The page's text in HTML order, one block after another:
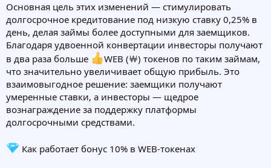
Основная цель этих изменений — стимулировать
долгосрочное кредитование под низкую ставку 0,25% в
день, делая займы более доступными для заемщиков.
Благодаря удвоенной конвертации инвесторы получают
в два раза больше
WEB (￦) токенов по таким займам,
что значительно увеличивает общую прибыль. Это
взаимовыгодное решение: заемщики получают
умеренные ставки, а инвесторы — щедрое
вознаграждение за поддержку платформы
долгосрочными средствами.
Как работает бонус 10% в WEB-токенах